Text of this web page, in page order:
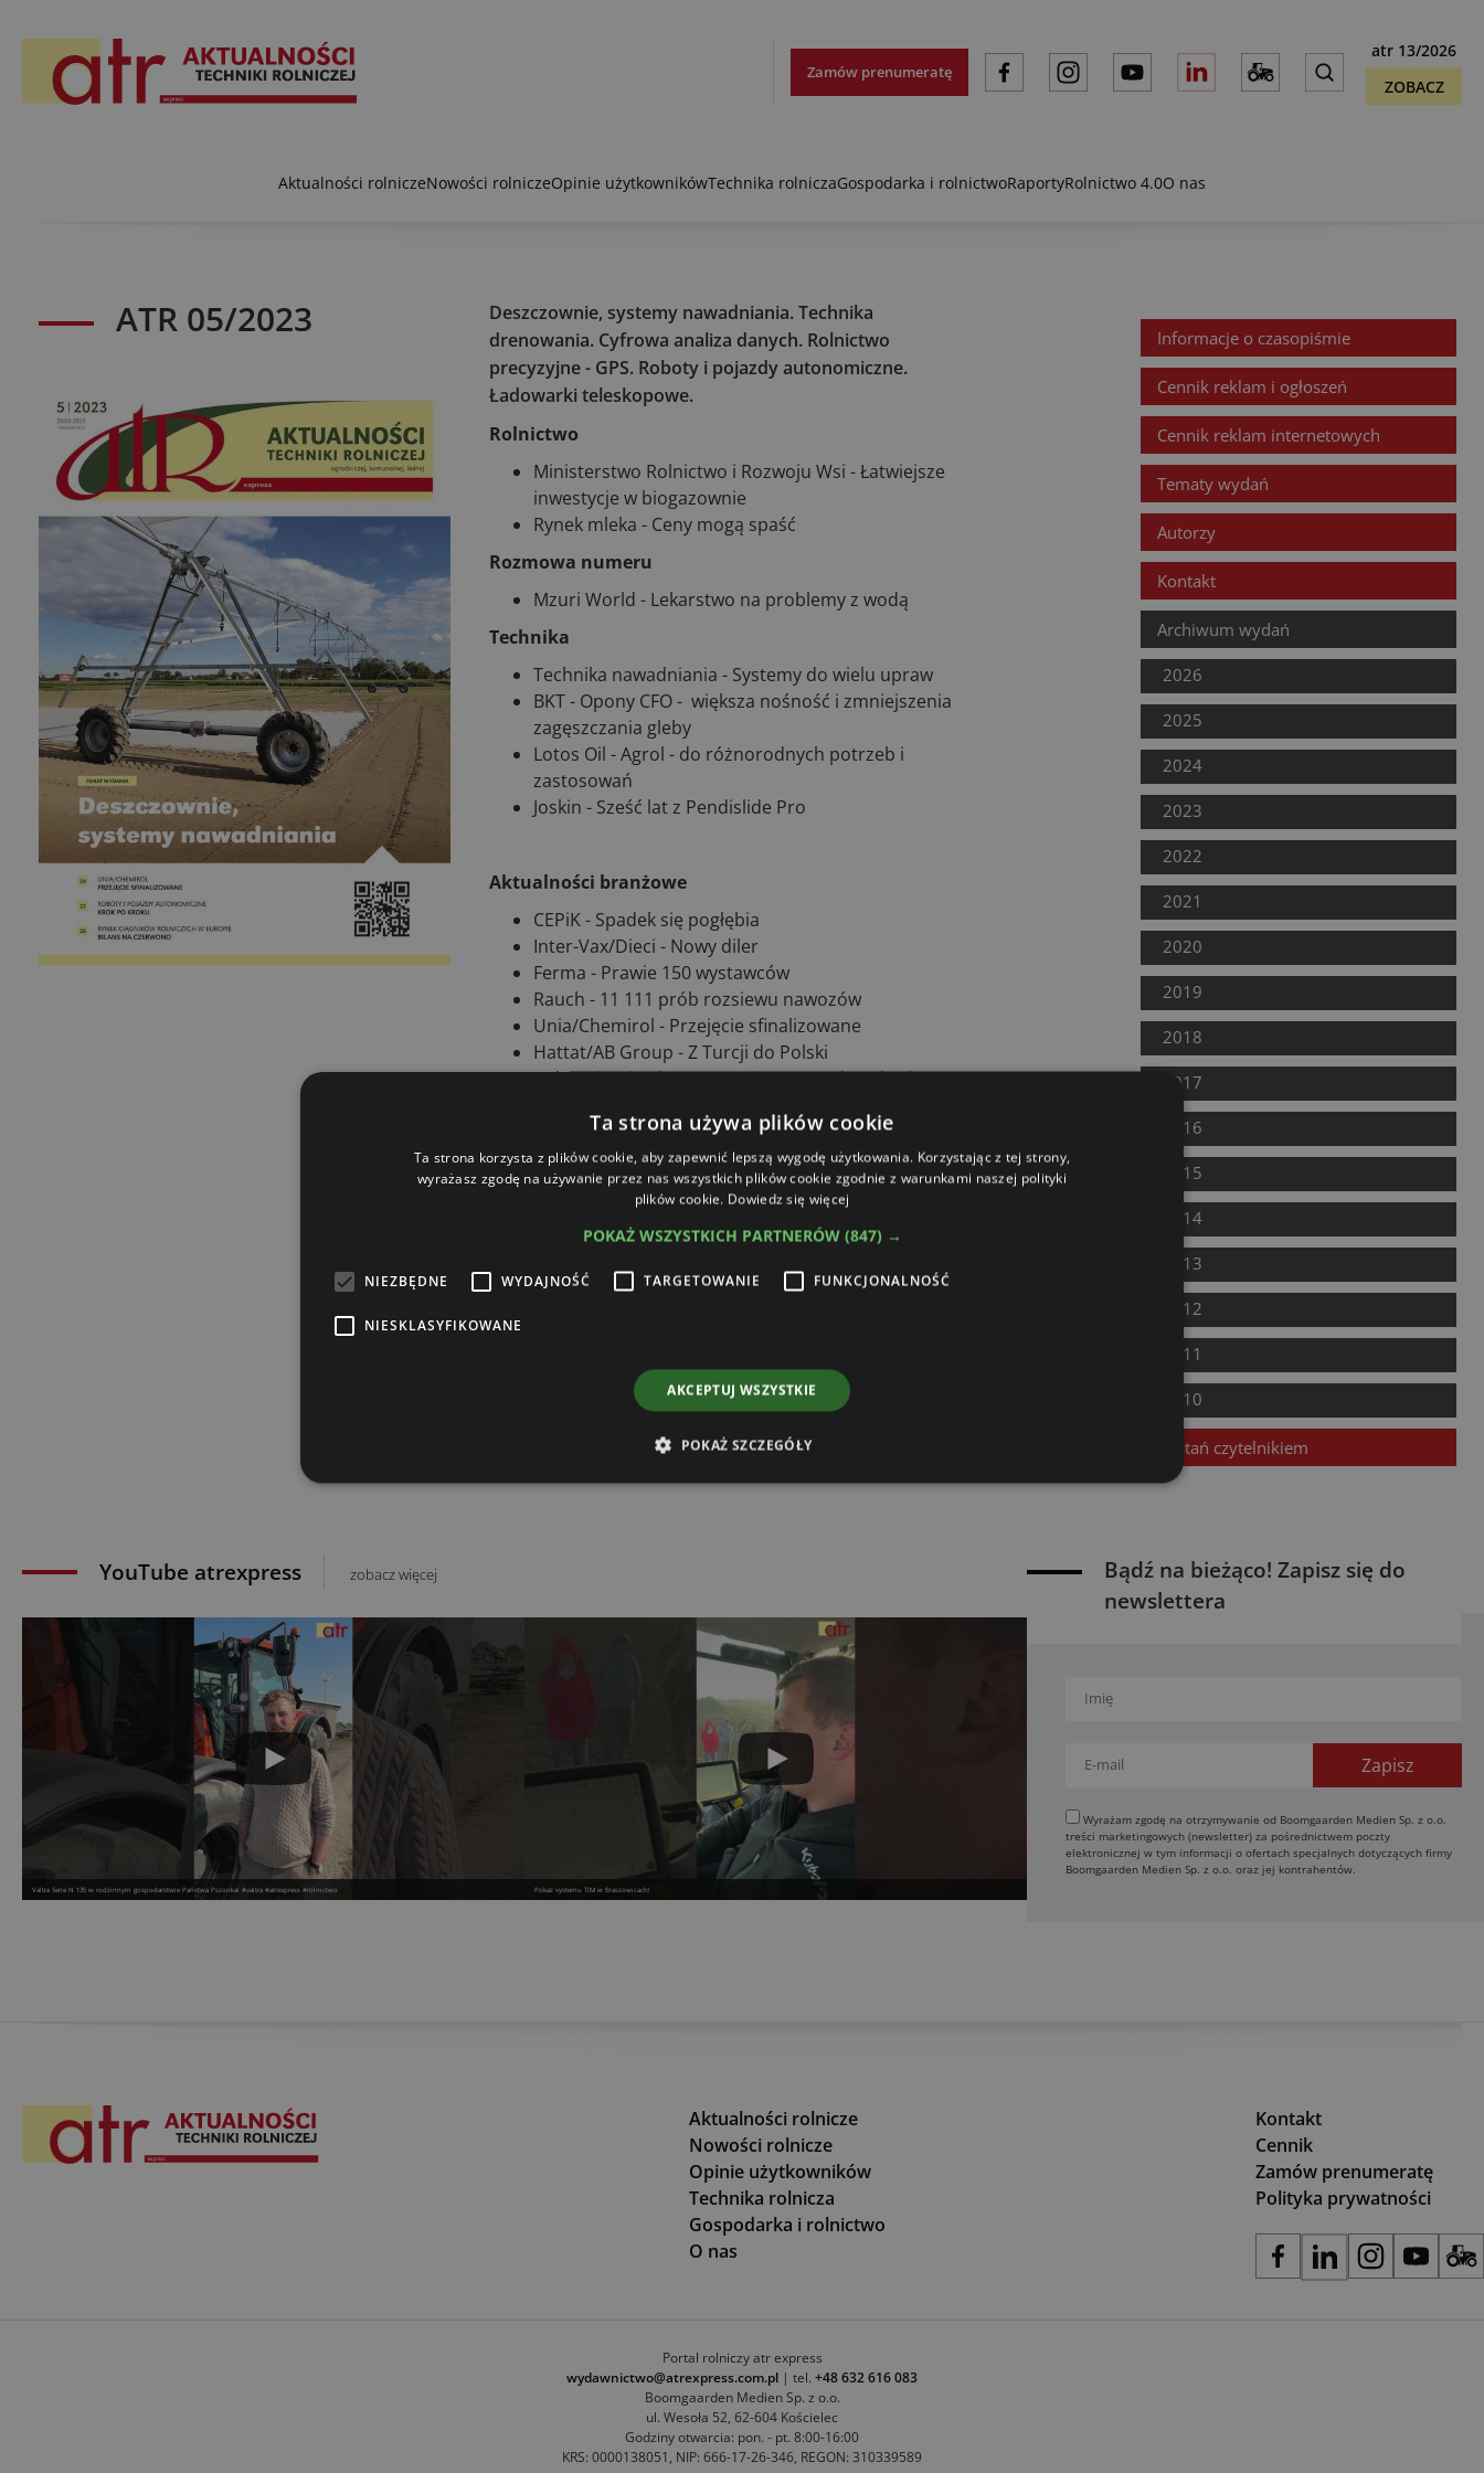
Zamów prenumeratę
atr 13/2026
ZOBACZ
Aktualności rolniczeNowości rolniczeOpinie użytkownikówTechnika rolniczaGospodarka i rolnictwoRaportyRolnictwo 4.0O nas
ATR 05/2023
Deszczownie, systemy nawadniania. Technika
drenowania. Cyfrowa analiza danych. Rolnictwo
precyzyjne - GPS. Roboty i pojazdy autonomiczne.
Ładowarki teleskopowe.
Rolnictwo
Ministerstwo Rolnictwo i Rozwoju Wsi - Łatwiejsze
inwestycje w biogazownie
Rynek mleka - Ceny mogą spaść
Rozmowa numeru
Mzuri World - Lekarstwo na problemy z wodą
Technika
Technika nawadniania - Systemy do wielu upraw
BKT - Opony CFO - większa nośność i zmniejszenia
zagęszczania gleby
Lotos Oil - Agrol - do różnorodnych potrzeb i
zastosowań
Joskin - Sześć lat z Pendislide Pro
Aktualności branżowe
CEPiK - Spadek się pogłębia
Inter-Vax/Dieci - Nowy diler
Ferma - Prawie 150 wystawców
Rauch - 11 111 prób rozsiewu nawozów
Unia/Chemirol - Przejęcie sfinalizowane
Hattat/AB Group - Z Turcji do Polski
Roboty i pojazdy autonomiczne - Krok po kroku
JCB - Zmiany w sieci
Rynek ciągników rolniczych w Europie - Bilans na
czerwono
Kubota - Serwis na najwyższym poziomie
CEPiK - Lekki spadek w lutym
Nowości techniczne
Martin Agro - Ze złotym medalem Fermy
Trimble - Wydajnie i niezawodnie na polu
Informacje o czasopiśmie
Cennik reklam i ogłoszeń
Cennik reklam internetowych
Tematy wydań
Autorzy
Kontakt
Archiwum wydań
2026
2025
2024
2023
2022
2021
2020
2019
2018
2017
2016
2015
2014
2013
2012
2011
2010
Zostań czytelnikiem
YouTube atrexpress zobacz więcej
Valtra Serie N 135 w rodzinnym gospodarstwie Państwa Pszonka! #valtra #atrexpress #rolnictwo Pokaz systemu TIM w Braszowicach!
Bądź na bieżąco! Zapisz się do
newslettera
Wyrażam zgodę na otrzymywanie od Boomgaarden Medien Sp. z o.o.
treści marketingowych (newsletter) za pośrednictwem poczty
elektronicznej w tym informacji o ofertach specjalnych dotyczących firmy
Boomgaarden Medien Sp. z o.o. oraz jej kontrahentów.
Aktualności rolnicze
Nowości rolnicze
Opinie użytkowników
Technika rolnicza
Gospodarka i rolnictwo
O nas
Kontakt
Cennik
Zamów prenumeratę
Polityka prywatności
Portal rolniczy atr express
wydawnictwo@atrexpress.com.pl | tel. +48 632 616 083
Boomgaarden Medien Sp. z o.o.
ul. Wesoła 52, 62-604 Kościelec
Godziny otwarcia: pon. - pt. 8:00-16:00
KRS: 0000138051, NIP: 666-17-26-346, REGON: 310339589
Ta strona używa plików cookie
Ta strona korzysta z plików cookie, aby zapewnić lepszą wygodę użytkowania. Korzystając z tej strony,
wyrażasz zgodę na używanie przez nas wszystkich plików cookie zgodnie z warunkami naszej polityki
plików cookie. Dowiedz się więcej
POKAŻ WSZYSTKICH PARTNERÓW (847) →
NIEZBĘDNE WYDAJNOŚĆ TARGETOWANIE FUNKCJONALNOŚĆ
NIESKLASYFIKOWANE
AKCEPTUJ WSZYSTKIE
POKAŻ SZCZEGÓŁY